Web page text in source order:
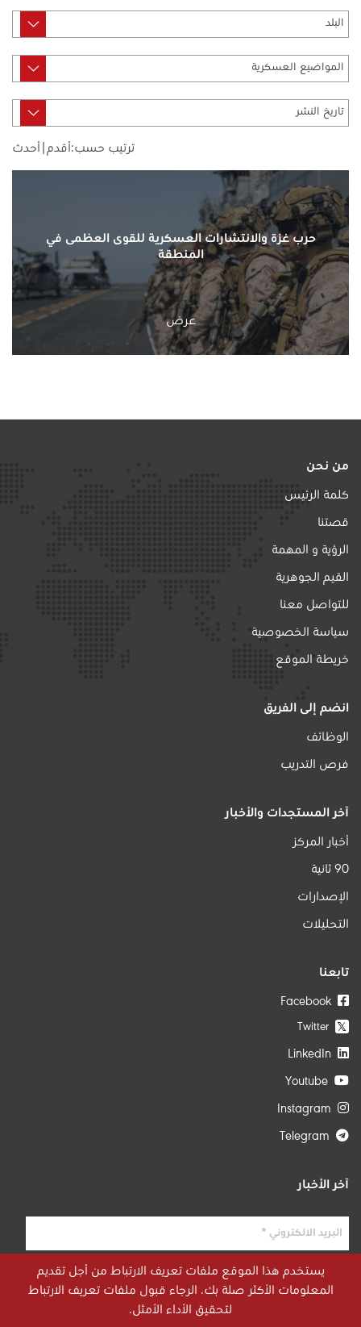
ترتيب حسب: أقدم أحدث
حرب غزة والانتشارات العسكرية للقوى العظمى في
المنطقة
عرض
من نحن
كلمة الرئيس
قصتنا
الرؤية و المهمة
القيم الجوهرية
للتواصل معنا
سياسة الخصوصية
خريطة الموقع
انضم إلى الفريق
الوظائف
فرص التدريب
آخر المستجدات والأخبار
أخبار المركز
90 ثانية
الإصدارات
التحليلات
تابعنا
𝕏
Twitter
آخر الأخبار
يستخدم هذا الموقع ملفات تعريف الارتباط من أجل تقديم
المعلومات الأكثر صلة بك. الرجاء قبول ملفات تعريف الارتباط
لتحقيق الأداء الأمثل.